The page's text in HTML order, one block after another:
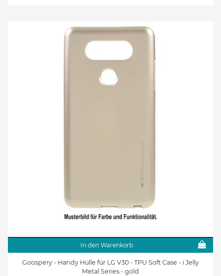
In den Warenkorb
Goospery - Handy Hülle für LG V30 - TPU Soft Case - i Jelly
Metal Series - gold